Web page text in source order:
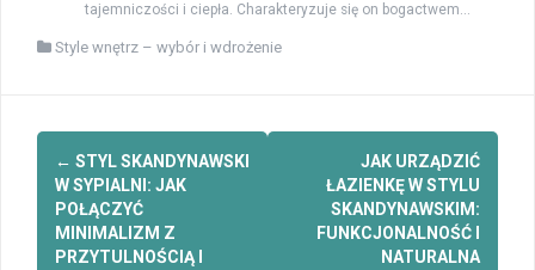
tajemniczości i ciepła. Charakteryzuje się on bogactwem...
Style wnętrz – wybór i wdrożenie
Zobacz
wpisy
← STYL SKANDYNAWSKI
W SYPIALNI: JAK
POŁĄCZYĆ
MINIMALIZM Z
PRZYTULNOŚCIĄ I
JAK URZĄDZIĆ
ŁAZIENKĘ W STYLU
SKANDYNAWSKIM:
FUNKCJONALNOŚĆ I
NATURALNA